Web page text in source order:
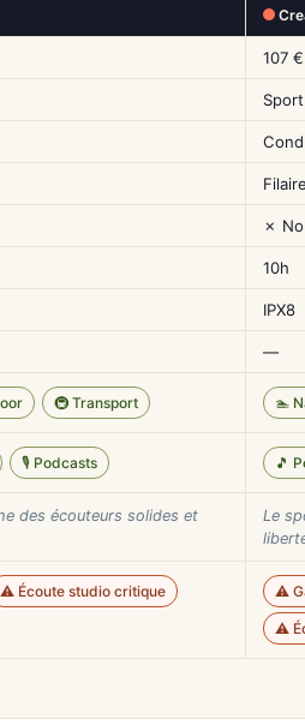
107 €
Sport
✗
10h
IPX8
—
🚇 Transport 🏊
🎙️ Podcasts 🎵
des écouteurs solides et
Le
⚠️ Écoute studio critique ⚠️
⚠️